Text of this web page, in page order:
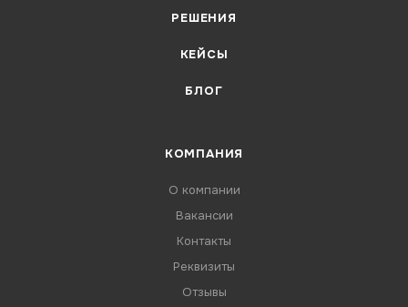
РЕШЕНИЯ
КЕЙСЫ
БЛОГ
КОМПАНИЯ
О компании
Вакансии
Контакты
Реквизиты
Отзывы